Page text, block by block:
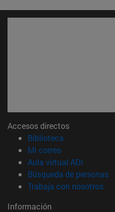
Accesos directos
Biblioteca
Mi correo(abre en nueva
Aula virtual ADI
Búsqueda de personas
Trabaja con nosotros
Información